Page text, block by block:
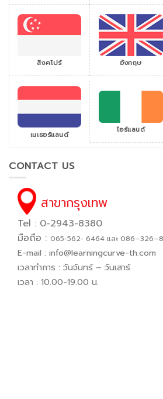
สิงคโปร์ อังกฤษ
เนเธอร์แลนด์ ไอร์แลนด์
CONTACT US
สาขากรุงเทพ
Tel : 0-2943-8380
มือถือ : 065−562− 6464 และ
E-mail : info@learningcurve-th.com
เวลาทำการ : วันจันทร์ – วันเสาร์
เวลา : 10.00-19.00 น.